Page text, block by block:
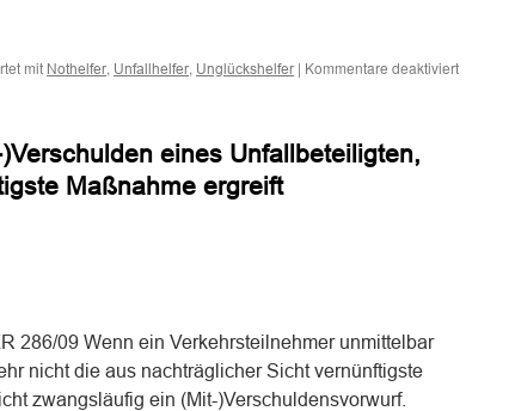
mit Nothelfer, Unfallhelfer, Unglückshelfer | Kommentare deaktiviertfür
eines Unfallbeteiligten,
Maßnahme ergreift
286/09 Wenn ein Verkehrsteilnehmer unmittelbar
nicht die aus nachträglicher Sicht vernünftigste
zwangsläufig ein (Mit-)Verschuldensvorwurf.